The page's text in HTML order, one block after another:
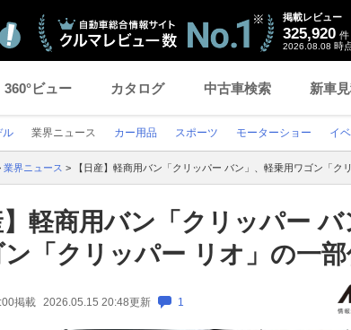
掲載レビュー
325,920 件
2026.08.08 時
360°ビュー カタログ 中古車検索 新車
ル 業界ニュース カー用品 スポーツ モーターショー イ
業界ニュース > 【日産】軽商用バン「クリッパー バン」、軽乗用ワゴン「ク
】軽商用バン「クリッパー
ン「クリッパー リオ」の一
掲載 2026.05.15 20:48更新 1